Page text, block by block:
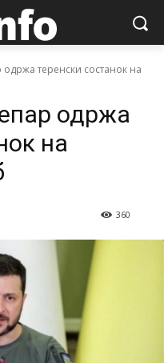
теренски состанок на
одржа
на
360